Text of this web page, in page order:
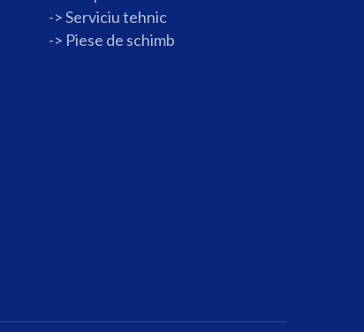
->Serviciu tehnic
-> Piese de schimb